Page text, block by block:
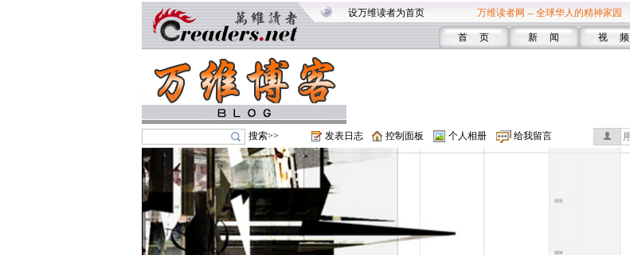
设万维读者为首页 万维读者网 -- 全球华人的精神家园
首 页 新 闻 视 频
搜索>> 发表日志 控制面板 个人相册 给我留言